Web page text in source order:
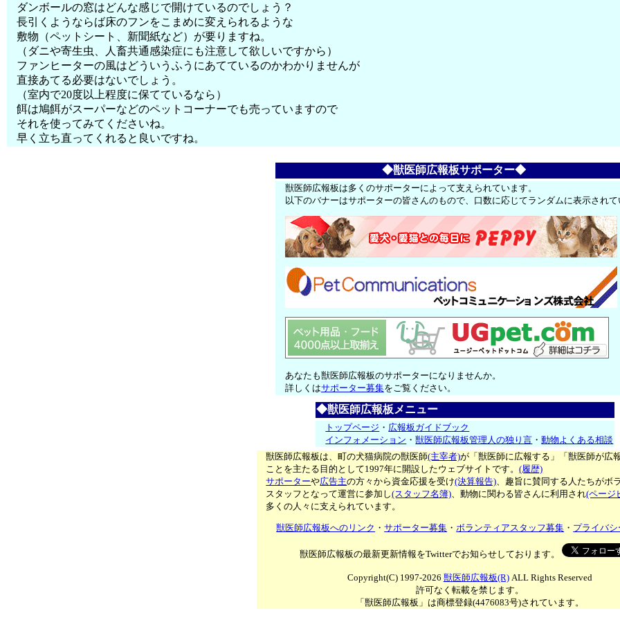
ダンボールの窓はどんな感じで開けているのでしょう？
長引くようならば床のフンをこまめに変えられるような
敷物（ペットシート、新聞紙など）が要りますね。
（ダニや寄生虫、人畜共通感染症にも注意して欲しいですから）
ファンヒーターの風はどういうふうにあてているのかわかりませんが
直接あてる必要はないでしょう。
（室内で20度以上程度に保てているなら）
餌は鳩餌がスーパーなどのペットコーナーでも売っていますので
それを使ってみてくださいね。
早く立ち直ってくれると良いですね。
◆獣医師広報板サポーター◆
獣医師広報板は多くのサポーターによって支えられています。
以下のバナーはサポーターの皆さんのもので、口数に応じてランダムに表示され
あなたも獣医師広報板のサポーターになりませんか。
詳しくはサポーター募集をご覧ください。
◆獣医師広報板メニュー
トップページ ・ 広報板ガイドブック
インフォメーション ・獣医師広報板管理人の独り言 ・動物よくある相談
獣医師広報板は、町の犬猫病院の獣医師(主宰者)が「獣医師に広報する」「獣医師が広
ことを主たる目的として1997年に開設したウェブサイトです。(履歴)
サポーターや広告主の方々から資金応援を受け(決算報告)、趣旨に賛同する人たちがボ
スタッフとなって運営に参加し(スタッフ名簿)、動物に関わる皆さんに利用され(ページ
多くの人々に支えられています。
獣医師広報板へのリンク ・サポーター募集 ・ボランティアスタッフ募集 ・ プライバ
獣医師広報板の最新更新情報をTwitterでお知らせしております。
Copyright(C) 1997-2026 獣医師広報板(R)ALL Rights Reserved
許可なく転載を禁じます。
「獣医師広報板」は商標登録(4476083号)されています。